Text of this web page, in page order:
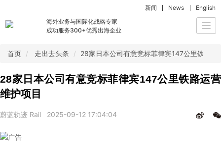
海外业务与国际化战略专家
成功服务300+优秀出海企业
新闻 News English
首页 走出去头条 28家日本公司有意竞标菲律宾147公里铁路运
28家日本公司有意竞标菲律宾147公里铁路运营
维护项目
蔚蓝轨迹 Rail 2025-09-12 17:04:04